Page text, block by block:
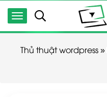
Thủ thuật wordpress»